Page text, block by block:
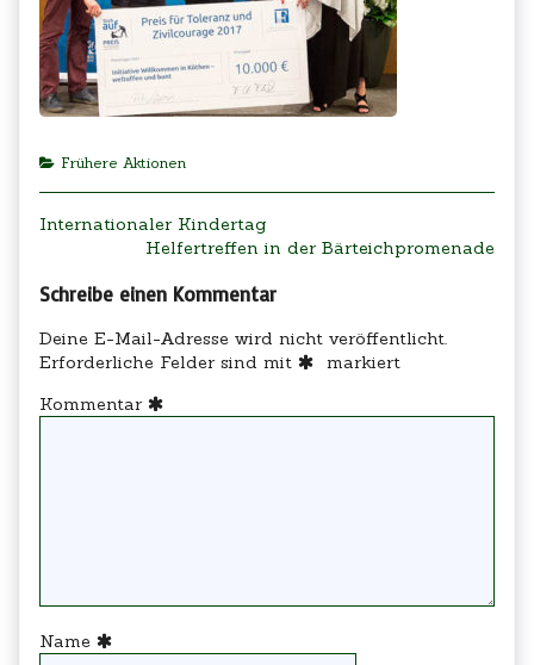
Categories
Frühere Aktionen
Beitragsnavigation
Previous
Internationaler Kindertag
Next
Helfertreffen in der Bärteichpromenade
Schreibe einen Kommentar
Deine E-Mail-Adresse wird nicht veröffentlicht.
Erforderliche Felder sind mit
markiert
Kommentar
Name